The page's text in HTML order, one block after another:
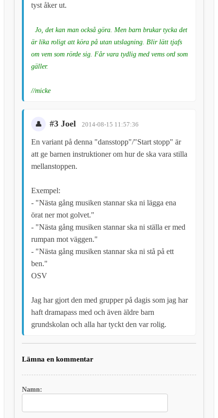
tyst åker ut.
Jo, det kan man också göra. Men barn brukar tycka det
är lika roligt att köra på utan utslagning. Blir lätt tjafs
om vem som rörde sig. Får vara tydlig med vems ord som
gäller.
//micke
#3 Joel 2014-08-15 11:57:36
En variant på denna "dansstopp"/"Start stopp" är
att ge barnen instruktioner om hur de ska vara stilla
mellanstoppen.
Exempel:
- "Nästa gång musiken stannar ska ni lägga ena
örat ner mot golvet."
- "Nästa gång musiken stannar ska ni ställa er med
rumpan mot väggen."
- "Nästa gång musiken stannar ska ni stå på ett
ben."
OSV
Jag har gjort den med grupper på dagis som jag har
haft dramapass med och även äldre barn
grundskolan och alla har tyckt den var rolig.
Lämna en kommentar
Namn: